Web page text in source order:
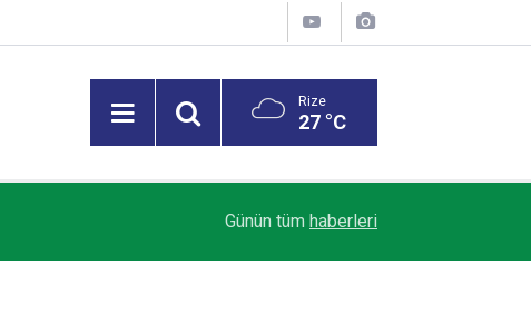
Rize
27 °C
Rize’de mevsimlik çay işçileri arasında sıra
Günün tüm haberleri